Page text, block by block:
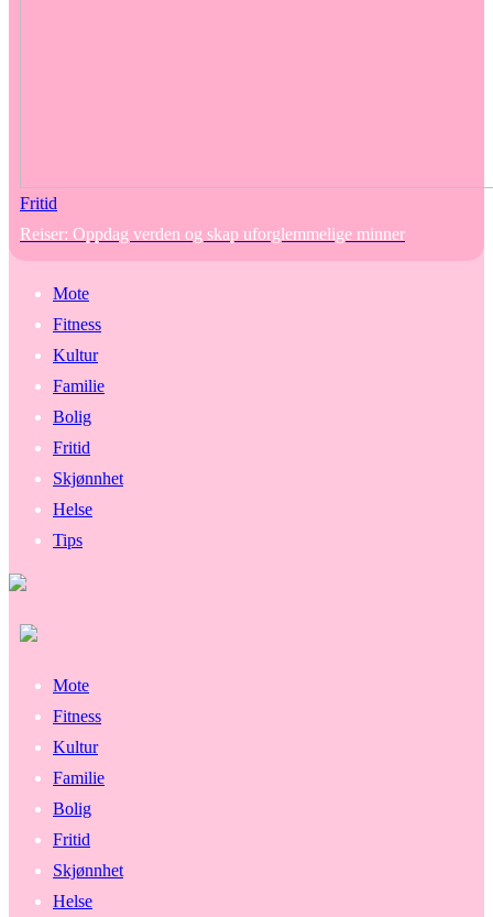
Fritid
Reiser: Oppdag verden og skap uforglemmelige minner
Mote
Fitness
Kultur
Familie
Bolig
Fritid
Skjønnhet
Helse
Tips
Mote
Fitness
Kultur
Familie
Bolig
Fritid
Skjønnhet
Helse